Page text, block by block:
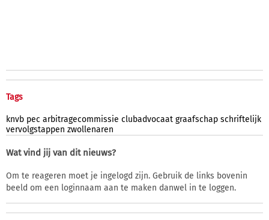
Tags
knvb pec arbitragecommissie clubadvocaat graafschap schriftelijk
vervolgstappen zwollenaren
Wat vind jij van dit nieuws?
Om te reageren moet je ingelogd zijn. Gebruik de links bovenin
beeld om een loginnaam aan te maken danwel in te loggen.